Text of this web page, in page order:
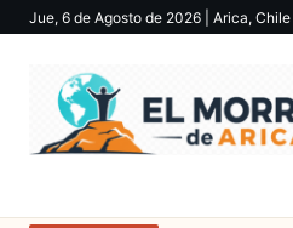
Jue, 6 de Agosto de 2026 | Arica, Chile